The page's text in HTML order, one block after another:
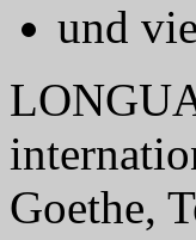
und
Goethe,